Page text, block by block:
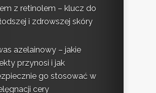
z retinolem – klucz do
i zdrowszej skóry
azelainowy – jakie
przynosi i jak
go stosować w
cery